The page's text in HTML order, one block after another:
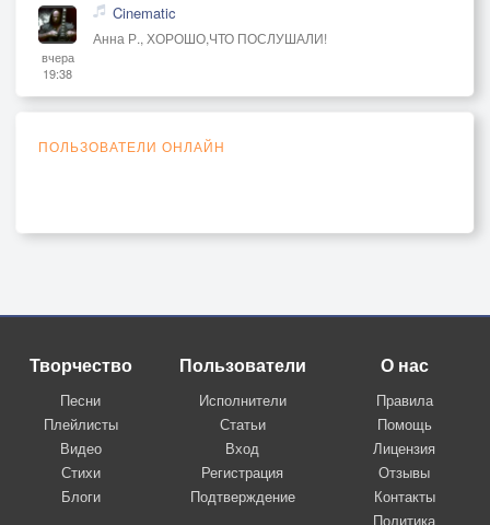
вчера
19:38
Cinematic
Анна Р., ХОРОШО,ЧТО ПОСЛУШАЛИ!
ПОЛЬЗОВАТЕЛИ ОНЛАЙН
Творчество
Песни
Плейлисты
Видео
Стихи
Блоги
Пользователи
Исполнители
Статьи
Вход
Регистрация
Подтверждение
О нас
Правила
Помощь
Лицензия
Отзывы
Контакты
Политика